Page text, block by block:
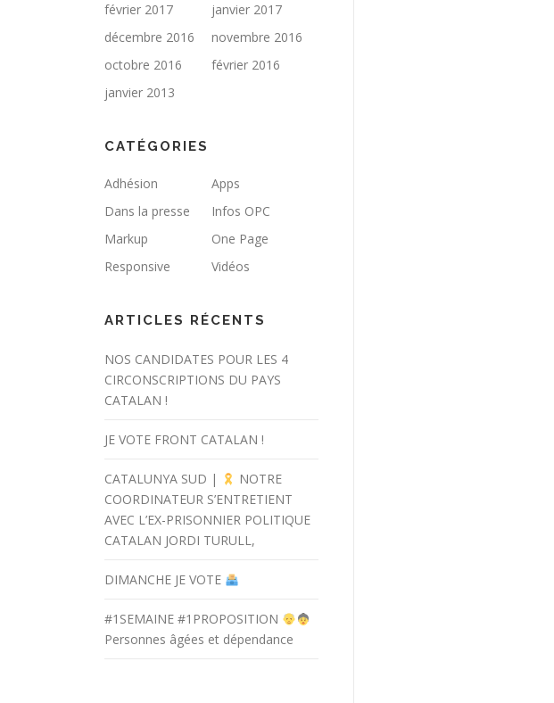
février 2017
janvier 2017
décembre 2016
novembre 2016
octobre 2016
février 2016
janvier 2013
CATÉGORIES
Adhésion
Apps
Dans la presse
Infos OPC
Markup
One Page
Responsive
Vidéos
ARTICLES RÉCENTS
NOS CANDIDATES POUR LES 4
CIRCONSCRIPTIONS DU PAYS
CATALAN !
JE VOTE FRONT CATALAN !
CATALUNYA SUD |
NOTRE
COORDINATEUR S’ENTRETIENT
AVEC L’EX-PRISONNIER POLITIQUE
CATALAN JORDI TURULL,
DIMANCHE JE VOTE
#1SEMAINE #1PROPOSITION
Personnes âgées et dépendance